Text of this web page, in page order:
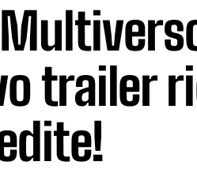
trailer